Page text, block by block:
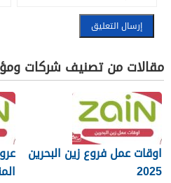
مقالات من تصنيف شركات
اوقات عمل فروع زين البحرين
2025